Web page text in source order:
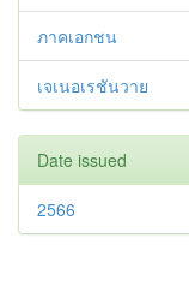
ภาคเอกชน
เจเนอเรชันวาย
Date issued
2566